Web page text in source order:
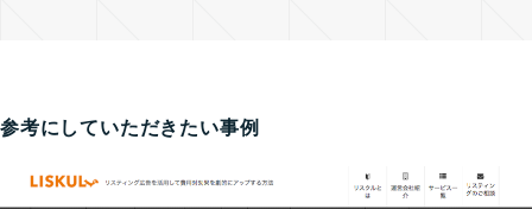
参考にしていただきたい事例